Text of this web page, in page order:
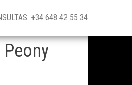
+34 648 42 55 34